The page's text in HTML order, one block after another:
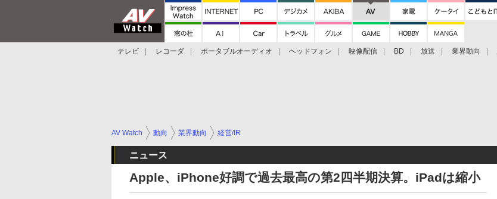
テレビ レコーダ ポータブルオーディオ ヘッドフォン 映像配信 BD 放送 業界動向
AV Watch 動向 業界動向 経営/IR
ニュース
Apple、iPhone好調で過去最高の第2四半期決算。iPadは縮小